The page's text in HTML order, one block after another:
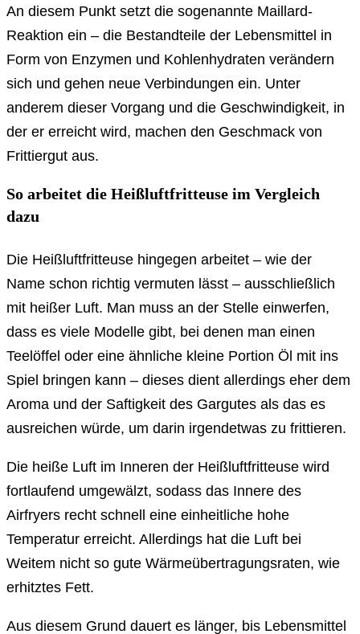
An diesem Punkt setzt die sogenannte Maillard-
Reaktion ein – die Bestandteile der Lebensmittel in
Form von Enzymen und Kohlenhydraten verändern
sich und gehen neue Verbindungen ein. Unter
anderem dieser Vorgang und die Geschwindigkeit, in
der er erreicht wird, machen den Geschmack von
Frittiergut aus.
So arbeitet die Heißluftfritteuse im Vergleich
dazu
Die Heißluftfritteuse hingegen arbeitet – wie der
Name schon richtig vermuten lässt – ausschließlich
mit heißer Luft. Man muss an der Stelle einwerfen,
dass es viele Modelle gibt, bei denen man einen
Teelöffel oder eine ähnliche kleine Portion Öl mit ins
Spiel bringen kann – dieses dient allerdings eher dem
Aroma und der Saftigkeit des Gargutes als das es
ausreichen würde, um darin irgendetwas zu frittieren.
Die heiße Luft im Inneren der Heißluftfritteuse wird
fortlaufend umgewälzt, sodass das Innere des
Airfryers recht schnell eine einheitliche hohe
Temperatur erreicht. Allerdings hat die Luft bei
Weitem nicht so gute Wärmeübertragungsraten, wie
erhitztes Fett.
Aus diesem Grund dauert es länger, bis Lebensmittel